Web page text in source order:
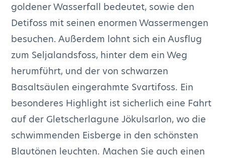
goldener Wasserfall bedeutet, sowie den
Detifoss mit seinen enormen Wassermengen
besuchen. Außerdem lohnt sich ein Ausflug
zum Seljalandsfoss, hinter dem ein Weg
herumführt, und der von schwarzen
Basaltsäulen eingerahmte Svartifoss. Ein
besonderes Highlight ist sicherlich eine Fahrt
auf der Gletscherlagune Jökulsarlon, wo die
schwimmenden Eisberge in den schönsten
Blautönen leuchten. Machen Sie auch einen